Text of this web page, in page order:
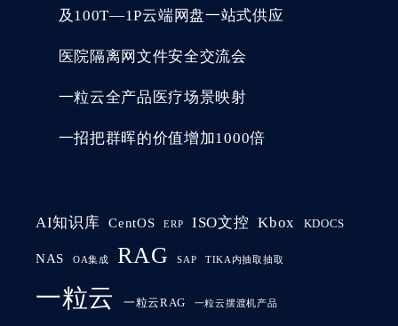
及100T—1P云端网盘一站式供应
医院隔离网文件安全交流会
一粒云全产品医疗场景映射
一招把群晖的价值增加1000倍
AI知识库 CentOS ERP ISO文控 Kbox KDOCS
NAS OA集成 RAG SAP TIKA内抽取抽取
一粒云 一粒云RAG 一粒云摆渡机产品